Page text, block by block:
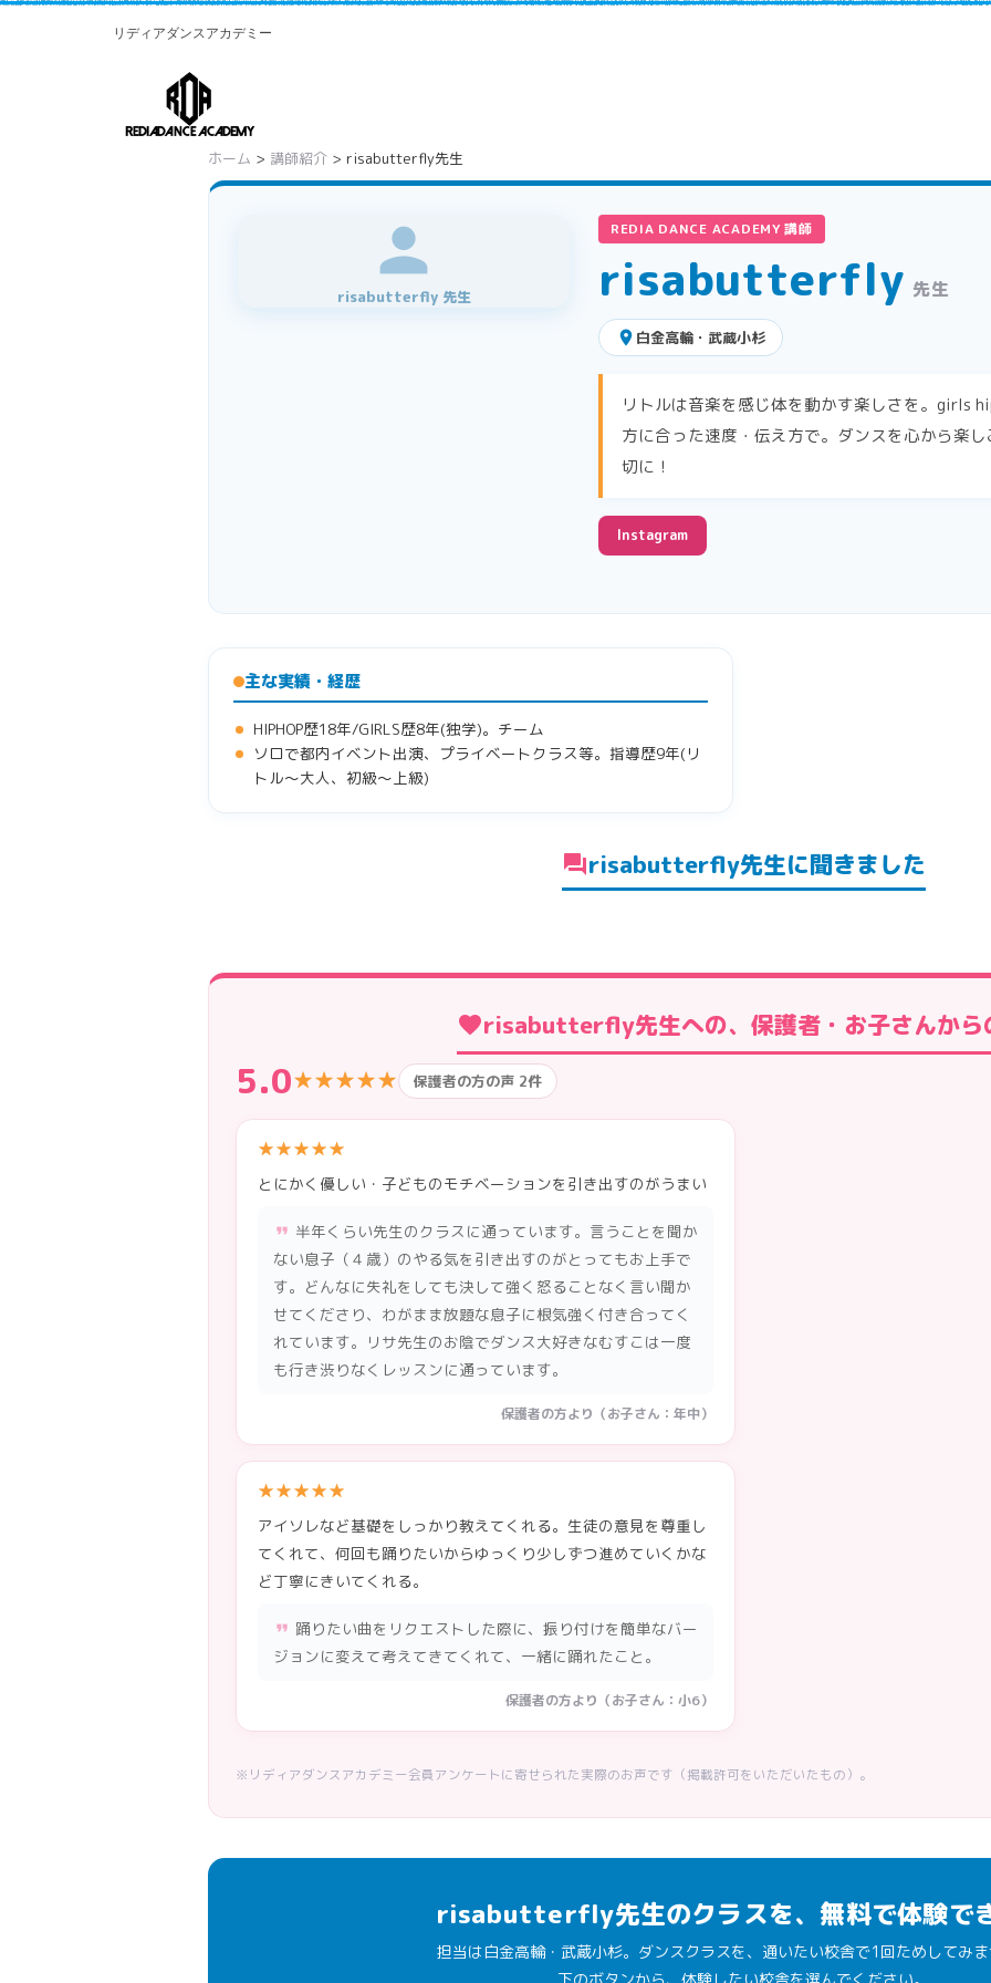
リディアダンスアカデミー
ホーム > 講師紹介 > risabutterfly先生
person
risabutterfly 先生
REDIA DANCE ACADEMY 講師
risabutterfly 先生
place 白金高輪・武蔵小杉
リトルは音楽を感じ体を動かす楽しさを。girls
方に合った速度・伝え方で。ダンスを心から楽
切に！
Instagram
主な実績・経歴
HIPHOP歴18年/GIRLS歴8年(独学)。チーム
ソロで都内イベント出演、プライベートクラス等。指導歴9年(リ
トル〜大人、初級〜上級)
forumrisabutterfly先生に聞きました
favoriterisabutterfly先生への、保護者・お子さんから
5.0★★★★★ 保護者の方の声 2件
★★★★★
とにかく優しい・子どものモチベーションを引き出すのがうまい
format_quote 半年くらい先生のクラスに通っています。言うことを聞か
ない息子（４歳）のやる気を引き出すのがとってもお上手で
す。どんなに失礼をしても決して強く怒ることなく言い聞か
せてくださり、わがまま放題な息子に根気強く付き合ってく
れています。リサ先生のお陰でダンス大好きなむすこは一度
も行き渋りなくレッスンに通っています。
保護者の方より（お子さん：年中）
★★★★★
アイソレなど基礎をしっかり教えてくれる。生徒の意見を尊重し
てくれて、何回も踊りたいからゆっくり少しずつ進めていくかな
ど丁寧にきいてくれる。
format_quote 踊りたい曲をリクエストした際に、振り付けを簡単なバー
ジョンに変えて考えてきてくれて、一緒に踊れたこと。
保護者の方より（お子さん：小6）
※リディアダンスアカデミー会員アンケートに寄せられた実際のお声です（掲載許可をいただいたもの）。
risabutterfly先生のクラスを、無料で体験で
担当は白金高輪・武蔵小杉。ダンスクラスを、通いたい校舎で1回ためしてみ